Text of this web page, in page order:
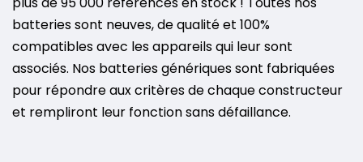
batteries sont neuves, de qualité et 100%
compatibles avec les appareils qui leur sont
associés. Nos batteries génériques sont fabriquées
pour répondre aux critères de chaque constructeur
et rempliront leur fonction sans défaillance.